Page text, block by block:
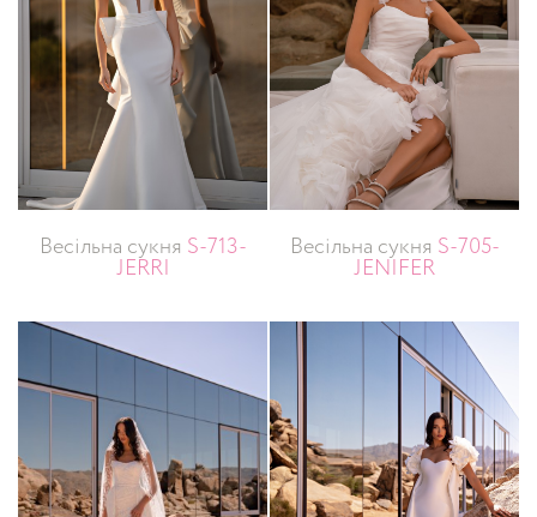
Весільна сукня S-713-
JERRI
Весільна сукня S-705-
JENIFER